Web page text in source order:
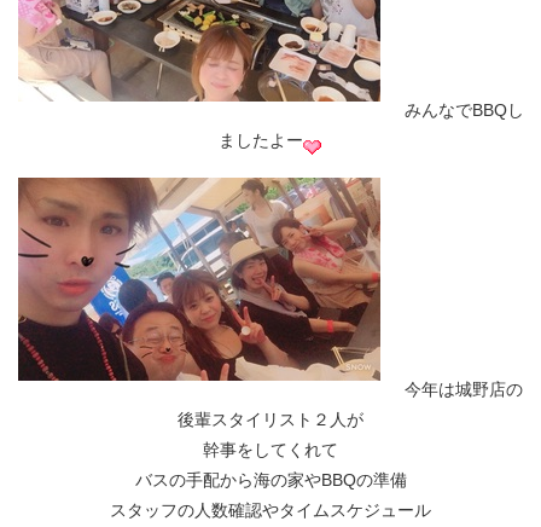
みんなでBBQし
ましたよー
今年は城野店の
後輩スタイリスト２人が
幹事をしてくれて
バスの手配から海の家やBBQの準備
スタッフの人数確認やタイムスケジュール